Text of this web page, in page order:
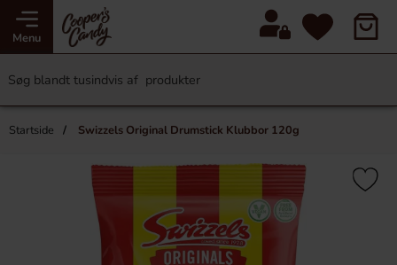
Menu
Startside Swizzels Original Drumstick Klubbor 120g